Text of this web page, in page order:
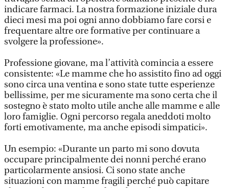
indicare farmaci. La nostra formazione iniziale dura
dieci mesi ma poi ogni anno dobbiamo fare corsi e
frequentare altre ore formative per continuare a
svolgere la professione».
Professione giovane, ma l’attività comincia a essere
consistente: «Le mamme che ho assistito fino ad oggi
sono circa una ventina e sono state tutte esperienze
bellissime, per me sicuramente ma sono certa che il
sostegno è stato molto utile anche alle mamme e alle
loro famiglie. Ogni percorso regala aneddoti molto
forti emotivamente, ma anche episodi simpatici».
Un esempio: «Durante un parto mi sono dovuta
occupare principalmente dei nonni perché erano
particolarmente ansiosi. Ci sono state anche
situazioni con mamme fragili perché può capitare